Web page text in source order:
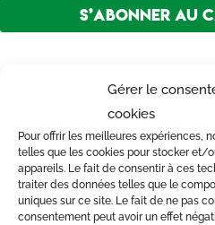
Gérer le
cookies
Pour offrir les meilleures expériences,
telles que les cookies pour stocker et/
appareils. Le fait de consentir à ces
traiter des données telles que le
uniques sur ce site. Le fait de ne pas
consentement peut avoir un effet
S’abonner au